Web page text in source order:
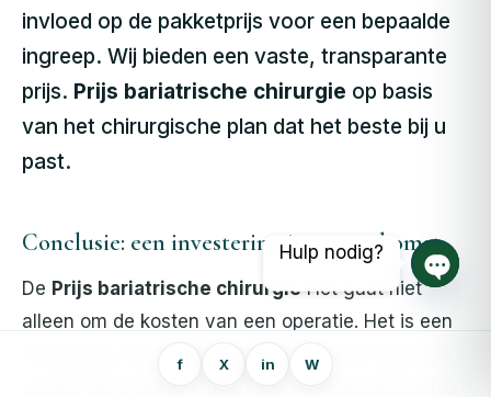
f X in W
invloed op de pakketprijs voor een bepaalde
ingreep. Wij bieden een vaste, transparante
prijs. Prijs bariatrische chirurgie op basis
van het chirurgische plan dat het beste bij u
past.
Conclusie: een investering in uw toekomst
De Prijs bariatrische chirurgie Het gaat niet
alleen om de kosten van een operatie. Het is een
eenmalige, krachtige investering in een toekomst
Hulp nodig?